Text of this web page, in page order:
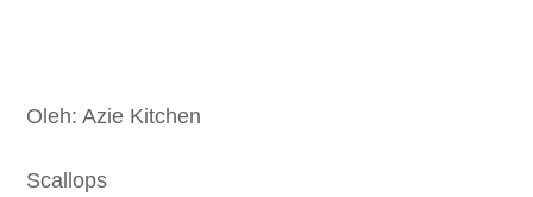
Oleh: Azie Kitchen
Scallops